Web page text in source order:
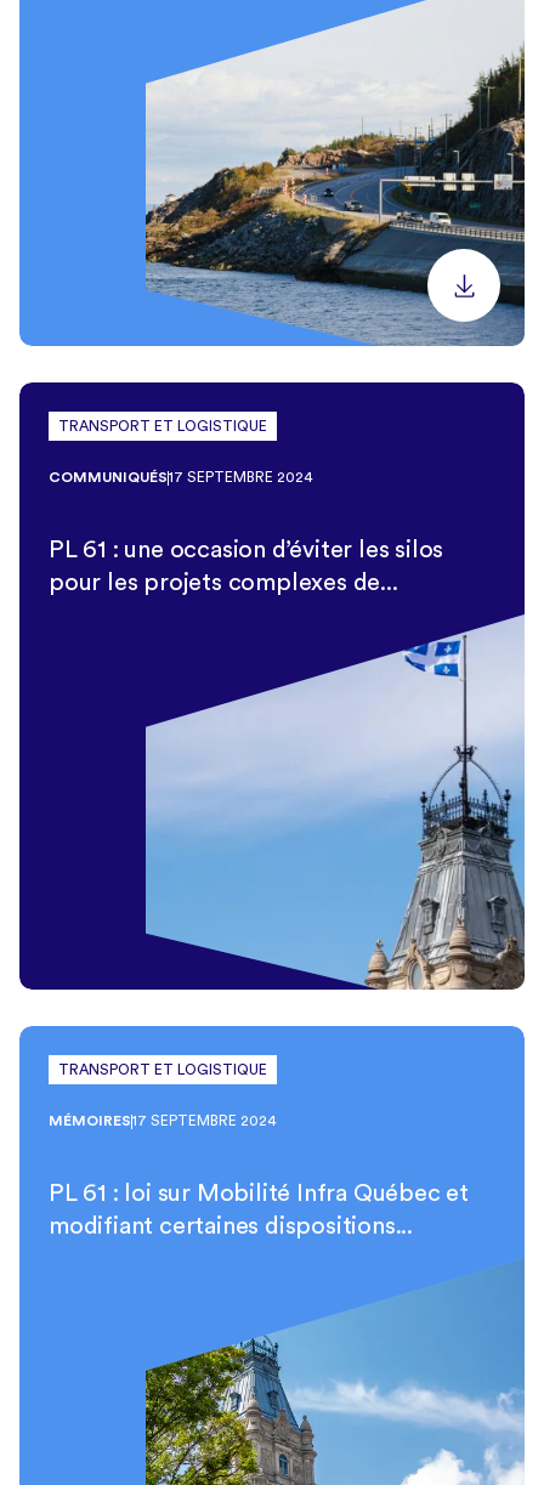
TRANSPORT ET LOGISTIQUE
COMMUNIQUÉS17 SEPTEMBRE 2024
PL 61 : une occasion d’éviter les silos
pour les projets complexes de...
TRANSPORT ET LOGISTIQUE
MÉMOIRES17 SEPTEMBRE 2024
PL 61 : loi sur Mobilité Infra Québec et
modifiant certaines dispositions...